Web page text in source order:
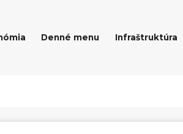
Denné menu Infraštruktúra